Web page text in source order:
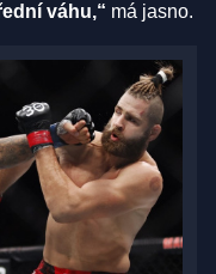
váhu,“ má jasno.